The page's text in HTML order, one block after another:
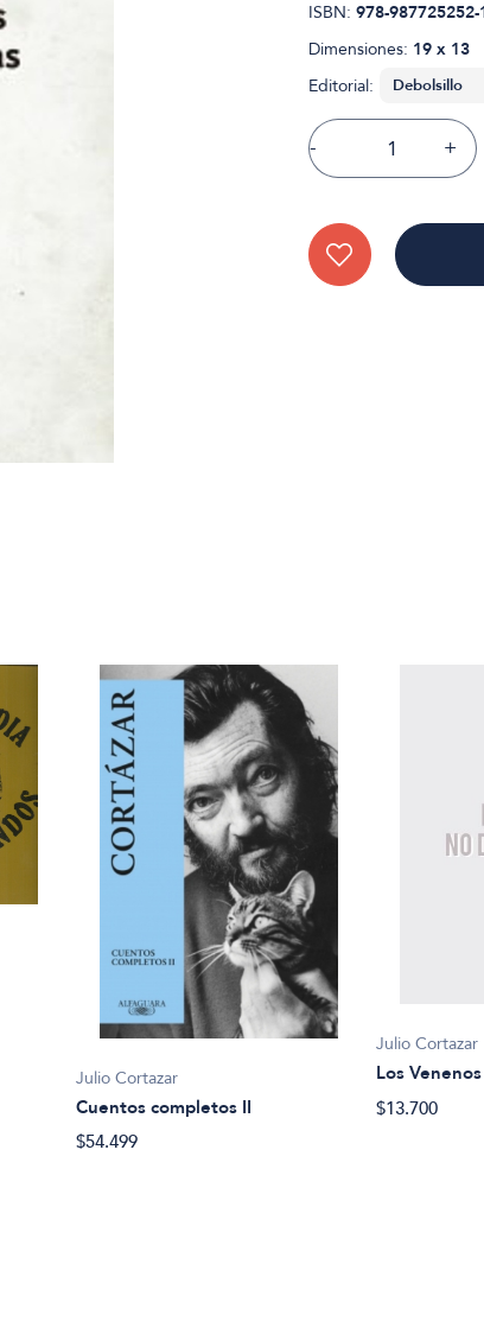
ISBN: 978-987725252-
Dimensiones: 19 x 13
Editorial:
- +
Julio Cortazar
Cuentos completos II
$54.499
Julio Cortazar
Los
$13.700